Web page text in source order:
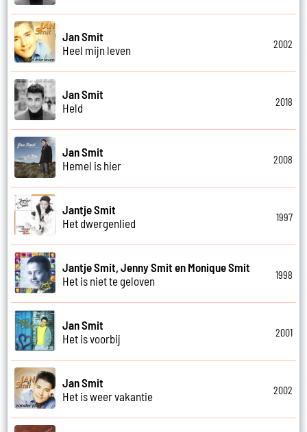
Jan Smit
Heel mijn leven
2002
Jan Smit
Held
2018
Jan Smit
Hemel is hier
2008
Jantje Smit
Het dwergenlied
1997
Jantje Smit, Jenny Smit en Monique Smit
Het is niet te geloven
1998
Jan Smit
Het is voorbij
2001
Jan Smit
Het is weer vakantie
2002